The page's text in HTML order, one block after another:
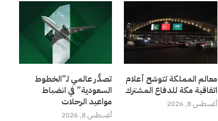
معالم المملكة تتوشح أعلام
اتفاقية مكة للدفاع المشترك
أغسطس 8, 2026
تصدُّر عالمي لـ”الخطوط
السعودية” في انضباط
مواعيد الرحلات
أغسطس 8, 2026